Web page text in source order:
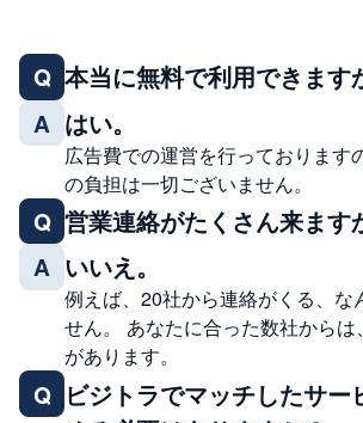
Q 本当に無料で利用できます
A はい。
広告費での運営を行っております
の負担は一切ございません。
Q 営業連絡がたくさん来ます
A いいえ。
例えば、20社から連絡がくる、な
せん。 あなたに合った数社から
があります。
Q ビジトラでマッチしたサー